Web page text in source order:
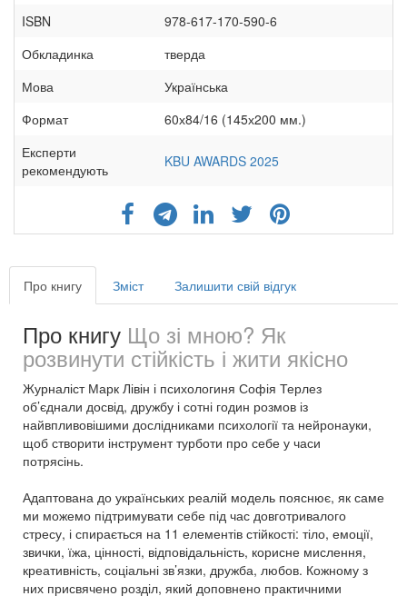
ISBN
978-617-170-590-6
Обкладинка
тверда
Мова
Українська
Формат
60х84/16 (145х200 мм.)
Експерти
рекомендують
KBU AWARDS 2025
Про книгу Зміст Залишити свій відгук
Про книгу Що зі мною? Як
розвинути стійкість і жити якісно
Журналіст Марк Лівін і психологиня Софія Терлез
об’єднали досвід, дружбу і сотні годин розмов із
найвпливовішими дослідниками психології та нейронауки,
щоб створити інструмент турботи про себе у часи
потрясінь.
Адаптована до українських реалій модель пояснює, як саме
ми можемо підтримувати себе під час довготривалого
стресу, і спирається на 11 елементів стійкості: тіло, емоції,
звички, їжа, цінності, відповідальність, корисне мислення,
креативність, соціальні зв’язки, дружба, любов. Кожному з
них присвячено розділ, який доповнено практичними